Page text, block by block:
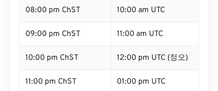
08:00 pm ChST 10:00 am UTC
09:00 pm ChST 11:00 am UTC
10:00 pm ChST 12:00 pm UTC (정오)
11:00 pm ChST 01:00 pm UTC